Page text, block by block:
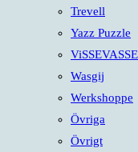
Trevell
Yazz Puzzle
ViSSEVASSE
Wasgij
Werkshoppe
Övriga
Övrigt